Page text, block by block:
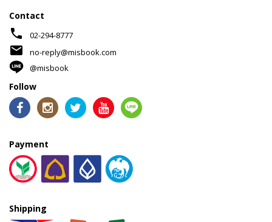
Contact
phone 02-294-8777
mail
no-reply@misbook.com
@misbook
Follow
Payment
Shipping